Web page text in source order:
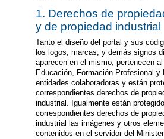
1. Derechos de
y de propiedad industrial
Tanto el diseño del portal y sus
los logos, marcas, y demás signos
aparecen en el mismo, pertenecen
Educación, Formación Profesional y
entidades colaboradoras y están
correspondientes derechos de
industrial. Igualmente están
correspondientes derechos de
industrial las imágenes y otros
contenidos en el servidor del